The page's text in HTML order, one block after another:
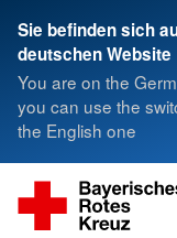
Sie befinden sich
deutschen Website
You are on the
you can use the
the English one